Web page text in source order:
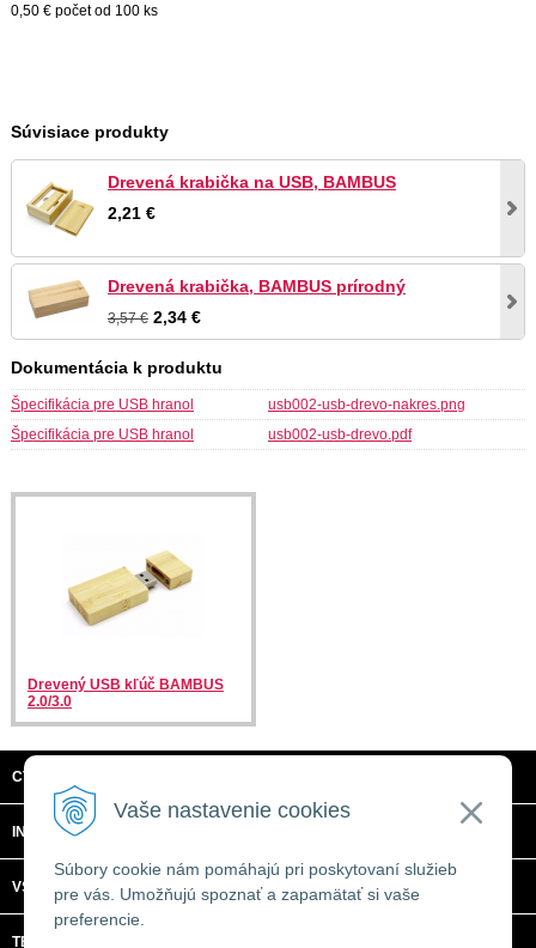
Vaše nastavenie cookies
Súbory cookie nám pomáhajú pri poskytovaní služieb
pre vás. Umožňujú spoznať a zapamätať si vaše
preferencie.
0,50 € počet od 100 ks
Súvisiace produkty
Drevená krabička na USB, BAMBUS
2,21 €
Drevená krabička, BAMBUS prírodný
3,57 €2,34 €
Dokumentácia k produktu
Špecifikácia pre USB hranol
usb002-usb-drevo-nakres.png
Špecifikácia pre USB hranol
usb002-usb-drevo.pdf
Drevený USB kľúč BAMBUS
2.0/3.0
CTRL + C, S.R.O.
INFORMÁCIE
VŠETKO O NÁKUPE
TECHNICKÉ ŠPECIFIKÁCIE